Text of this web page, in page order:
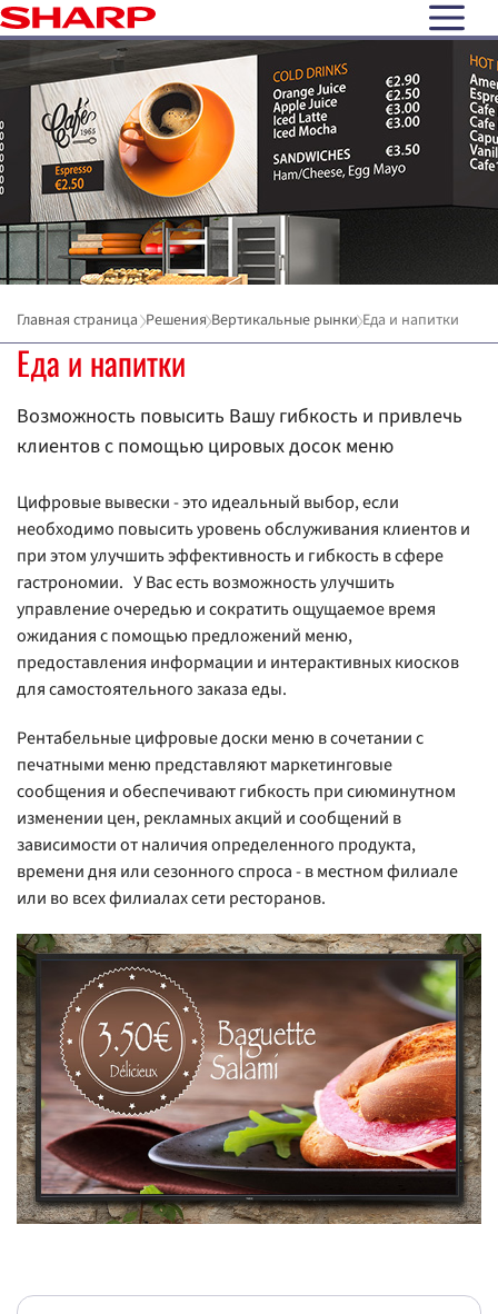
open
Главная страница Решения Вертикальные рынки Еда и напитки
Еда и напитки
Возможность повысить Вашу гибкость и привлечь
клиентов с помощью цировых досок меню
Цифровые вывески - это идеальный выбор, если
необходимо повысить уровень обслуживания клиентов и
при этом улучшить эффективность и гибкость в сфере
гастрономии. У Вас есть возможность улучшить
управление очередью и сократить ощущаемое время
ожидания с помощью предложений меню,
предоставления информации и интерактивных киосков
для самостоятельного заказа еды.
Рентабельные цифровые доски меню в сочетании с
печатными меню представляют маркетинговые
сообщения и обеспечивают гибкость при сиюминутном
изменении цен, рекламных акций и сообщений в
зависимости от наличия определенного продукта,
времени дня или сезонного спроса - в местном филиале
или во всех филиалах сети ресторанов.